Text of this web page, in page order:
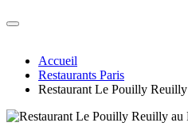
Accueil
Restaurants Paris
Restaurant Le Pouilly Reuilly